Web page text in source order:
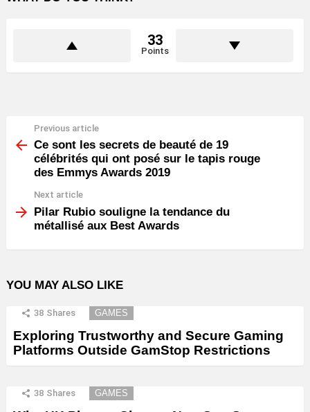
33
Points
more
Previous article
Ce sont les secrets de beauté de 19
célébrités qui ont posé sur le tapis rouge
des Emmys Awards 2019
Next article
Pilar Rubio souligne la tendance du
métallisé aux Best Awards
YOU MAY ALSO LIKE
38 Shares GAMES
Exploring Trustworthy and Secure Gaming
Platforms Outside GamStop Restrictions
38 Shares GAMES